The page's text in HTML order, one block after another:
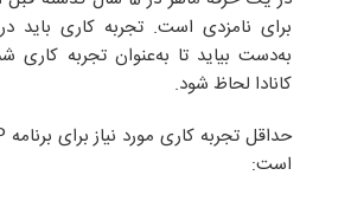
برای نامزدی است. تجربه کاری
به‌دست بیاید تا به‌عنوان تجربه کاری
کانادا لحاظ شود.
است: